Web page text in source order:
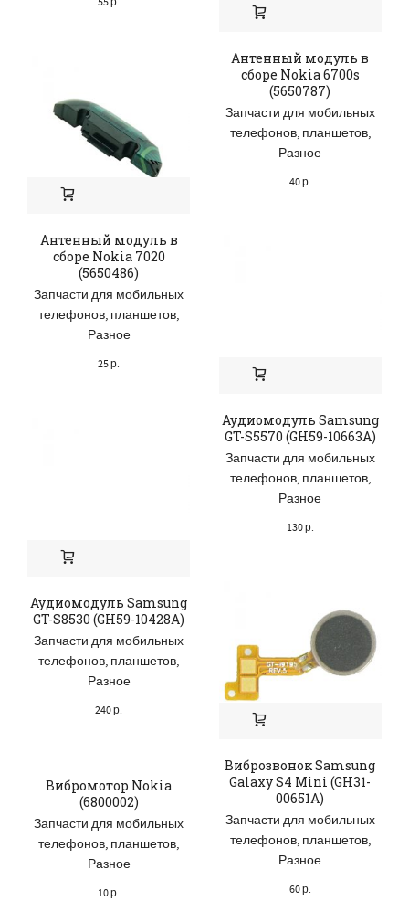
Антенный модуль в
сборе Nokia 6700s
(5650787)
Запчасти для мобильных
телефонов, планшетов,
Разное
40р.
Антенный модуль в
сборе Nokia 7020
(5650486)
Запчасти для мобильных
телефонов, планшетов,
Разное
25р.
Аудиомодуль Samsung
GT-S5570 (GH59-10663A)
Запчасти для мобильных
телефонов, планшетов,
Разное
130р.
Аудиомодуль Samsung
GT-S8530 (GH59-10428A)
Запчасти для мобильных
телефонов, планшетов,
Разное
240р.
Виброзвонок Samsung
Galaxy S4 Mini (GH31-
00651A)
Запчасти для мобильных
телефонов, планшетов,
Разное
60р.
Вибромотор Nokia
(6800002)
Запчасти для мобильных
телефонов, планшетов,
Разное
10р.